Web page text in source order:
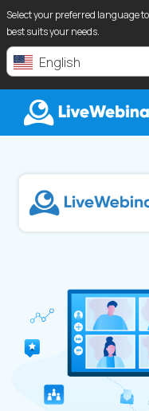
Select your preferred language
best suits your needs.
English